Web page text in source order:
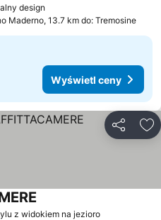
design
Maderno, 13.7 km do: Tremosine
Wyświetl ceny
z widokiem na jezioro